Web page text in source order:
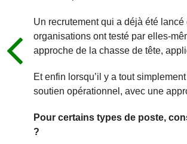
Un recrutement qui a déjà été
organisations ont testé par elles-
approche de la chasse de tête,
Et enfin lorsqu’il y a tout
soutien opérationnel, avec une
Pour certains types de poste,
?